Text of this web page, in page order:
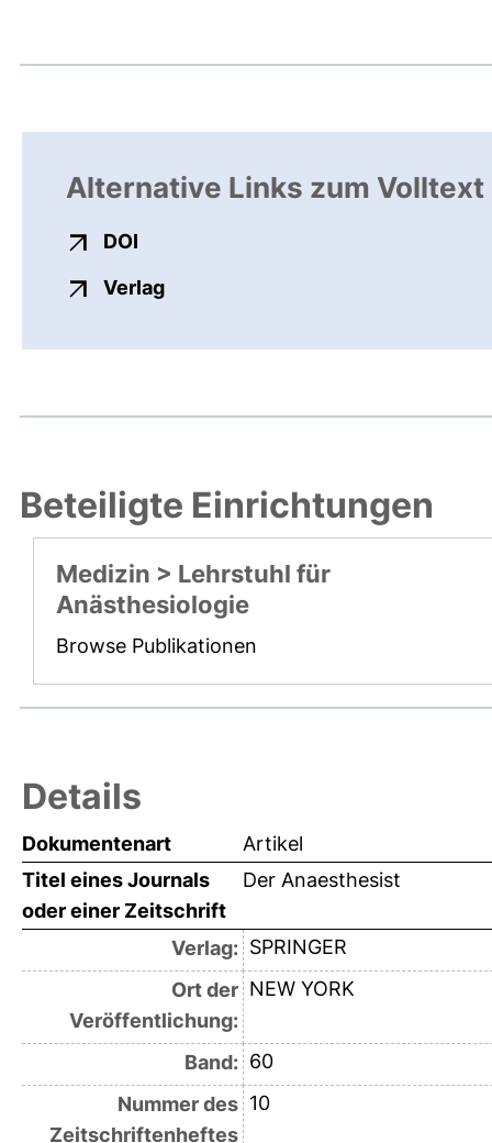
Alternative Links zum Volltext
DOI
Verlagexterner Link, öffnet neues
Beteiligte Einrichtungen
Medizin > Lehrstuhl für
Anästhesiologie
Browse Publikationen
Details
Dokumentenart
Artikel
Titel eines Journals
oder einer Zeitschrift
Der Anaesthesist
Verlag: SPRINGER
Ort der
Veröffentlichung:
NEW YORK
Band: 60
Nummer des
Zeitschriftenheftes
10